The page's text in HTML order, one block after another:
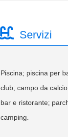
Servizi
Piscina; piscina per
club; campo da
bar e ristorante;
camping.